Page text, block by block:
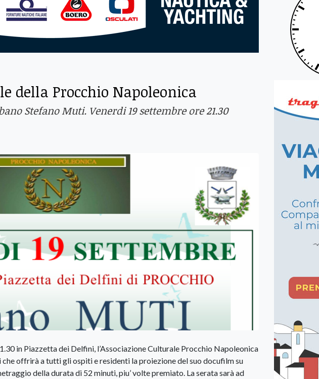
della Procchio Napoleonica
Stefano Muti. Venerdi 19 settembre ore 21.30
in Piazzetta dei Delfini, l’Associazione Culturale Procchio Napoleonica
offrirà a tutti gli ospiti e residenti la proiezione del suo docufilm su
della durata di 52 minuti, piu’ volte premiato. La serata sarà ad